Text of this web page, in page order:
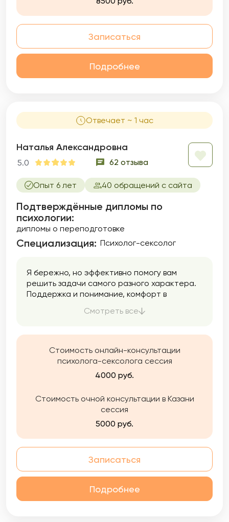
Записаться
Подробнее
Отвечает ~ 1 час
Наталья Александровна
5.0 62 отзыва
Опыт 6 лет 40 обращений с сайта
Подтверждённые дипломы по
психологии:
дипломы о переподготовке
Специализация: Психолог-сексолог
Я бережно, но эффективно помогу вам
решить задачи самого разного характера.
Поддержка и понимание, комфорт в
беспокоящие вас темы — все это вы
Смотреть все
Стоимость онлайн-консультации
психолога-сексолога сессия
4000 руб.
Стоимость очной консультации в Казани
сессия
5000 руб.
Записаться
Подробнее